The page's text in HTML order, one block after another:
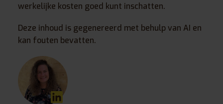
werkelijke kosten goed kunt inschatten.
Deze inhoud is gegenereerd met behulp van AI en
kan fouten bevatten.